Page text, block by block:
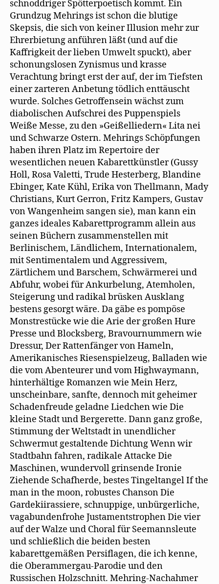
schnoddriger Spötterpoetisch kommt. Ein
Grundzug Mehrings ist schon die blutige
Skepsis, die sich von keiner Illusion mehr zur
Ehrerbietung anführen läßt (und auf die
Kaffrigkeit der lieben Umwelt spuckt), aber
schonungslosen Zynismus und krasse
Verachtung bringt erst der auf, der im Tiefsten
einer zarteren Anbetung tödlich enttäuscht
wurde. Solches Getroffensein wächst zum
diabolischen Aufschrei des Puppenspiels
Weiße Messe, zu den »Geißelliedern« Lita nei
und Schwarze Ostern. Mehrings Schöpfungen
haben ihren Platz im Repertoire der
wesentlichen neuen Kabarettkünstler (Gussy
Holl, Rosa Valetti, Trude Hesterberg, Blandine
Ebinger, Kate Kühl, Erika von Thellmann, Mady
Christians, Kurt Gerron, Fritz Kampers, Gustav
von Wangenheim sangen sie), man kann ein
ganzes ideales Kabarettprogramm allein aus
seinen Büchern zusammenstellen mit
Berlinischem, Ländlichem, Internationalem,
mit Sentimentalem und Aggressivem,
Zärtlichem und Barschem, Schwärmerei und
Abfuhr, wobei für Ankurbelung, Atemholen,
Steigerung und radikal brüsken Ausklang
bestens gesorgt wäre. Da gäbe es pompöse
Monstrestücke wie die Arie der großen Hure
Presse und Blocksberg, Bravournummern wie
Dressur, Der Rattenfänger von Hameln,
Amerikanisches Riesenspielzeug, Balladen wie
die vom Abenteurer und vom Highwaymann,
hinterhältige Romanzen wie Mein Herz,
unscheinbare, sanfte, dennoch mit geheimer
Schadenfreude geladne Liedchen wie Die
kleine Stadt und Bergerette. Dann ganz große,
Stimmung der Weltstadt in unendlicher
Schwermut gestaltende Dichtung Wenn wir
Stadtbahn fahren, radikale Attacke Die
Maschinen, wundervoll grinsende Ironie
Ziehende Schafherde, bestes Tingeltangel If the
man in the moon, robustes Chanson Die
Gardekiirassiere, schnuppige, unbürgerliche,
vagabundenfrohe Justamentstrophen Die vier
auf der Walze und Choral für Seemannsleute
und schließlich die beiden besten
kabarettgemäßen Persiflagen, die ich kenne,
die Oberammergau-Parodie und den
Russischen Holzschnitt. Mehring-Nachahmer